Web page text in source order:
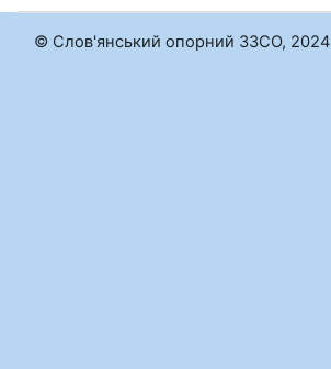
© Слов'янський опорний ЗЗСО, 2024